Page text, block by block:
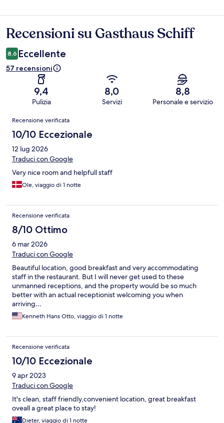
Recensioni
Recensioni su Gasthaus Schiff
8,6 Eccellente
57 recensioni
9,4
Pulizia
8,0
Servizi
8,8
Personale e servizio
Recensioni
Recensione verificata
10/10 Eccezionale
12 lug 2026
Traduci con Google
Very nice room and helpfull staff
Ole, viaggio di 1 notte
Recensione verificata
8/10 Ottimo
6 mar 2026
Traduci con Google
Beautiful location, good breakfast and very accommodating
staff in the restaurant. But I will never get used to these
unmanned receptions, and the property would be so much
better with an actual receptionist welcoming you when
arriving…
Kenneth Hans Otto, viaggio di 1 notte
Recensione verificata
10/10 Eccezionale
9 apr 2023
Traduci con Google
It's clean, staff friendly,convenient location, great breakfast
oveall a great place to stay!
Dieter, viaggio di 1 notte